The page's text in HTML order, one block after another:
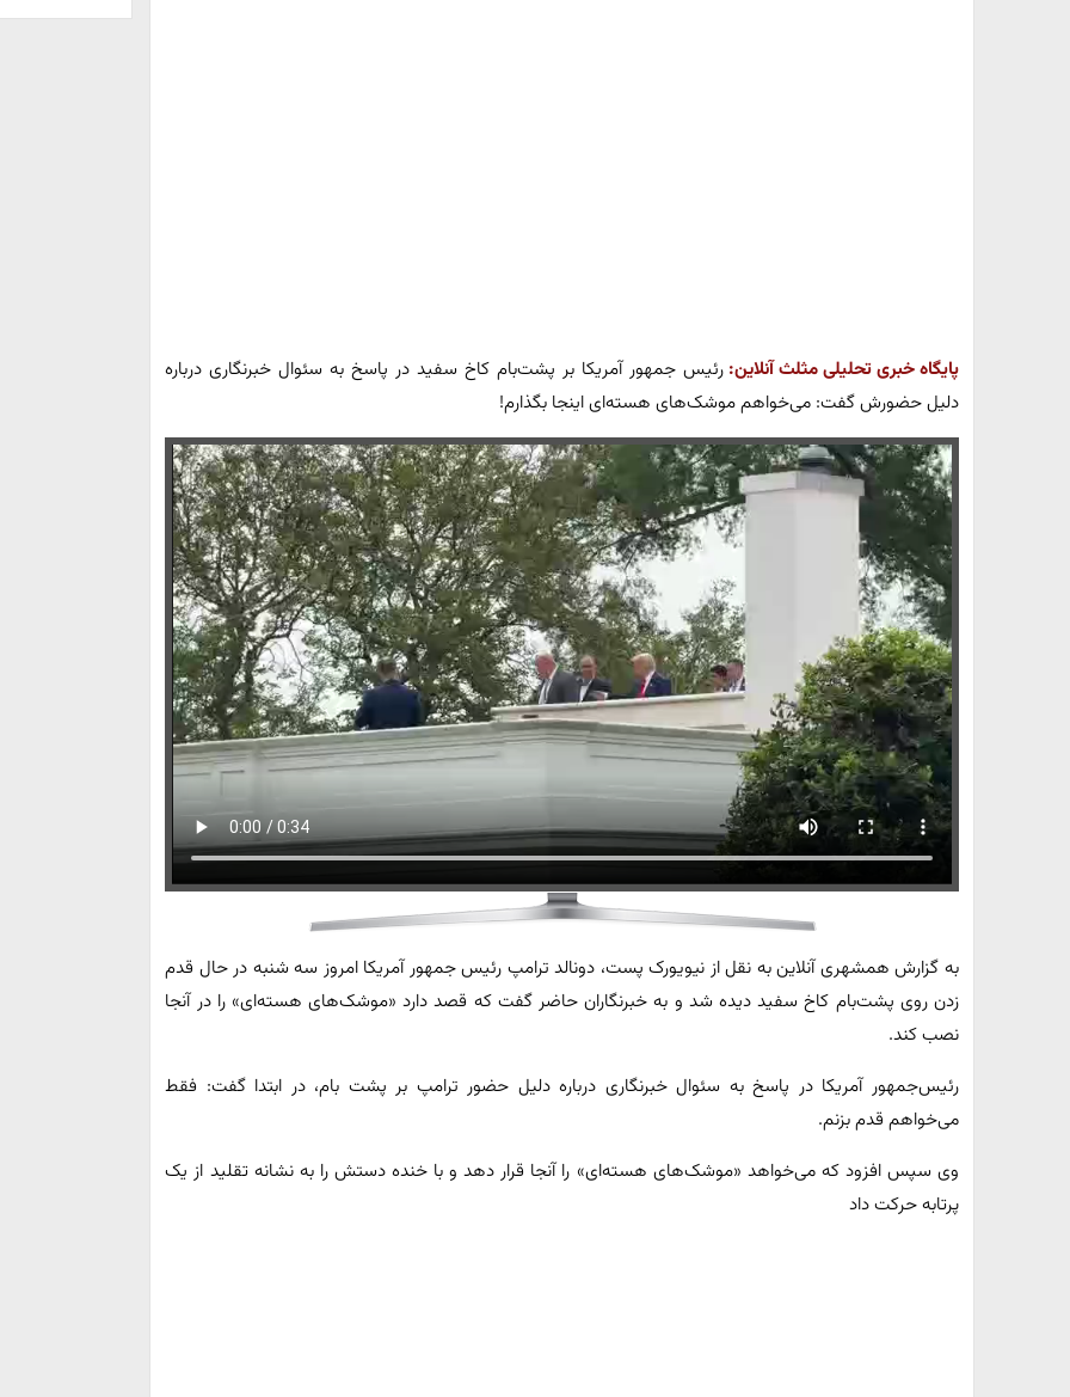
پایگاه خبری تحلیلی مثلث آنلاین: رئیس جمهور آمریکا بر پشت‌بام کاخ سفید در پاسخ به سئوال خبرنگاری درباره
دلیل حضورش گفت: می‌خواهم موشک‌های هسته‌ای اینجا بگذارم!
به گزارش همشهری آنلاین به نقل از نیویورک پست، دونالد ترامپ رئیس جمهور آمریکا امروز سه شنبه در حال قدم
زدن روی پشت‌بام کاخ سفید دیده شد و به خبرنگاران حاضر گفت که قصد دارد «موشک‌های هسته‌ای» را در آنجا
نصب کند.
رئیس‌جمهور آمریکا در پاسخ به سئوال خبرنگاری درباره دلیل حضور ترامپ بر پشت بام، در ابتدا گفت: فقط
می‌خواهم قدم بزنم.
وی سپس افزود که می‌خواهد «موشک‌های هسته‌ای» را آنجا قرار دهد و با خنده دستش را به نشانه تقلید از یک
پرتابه حرکت داد